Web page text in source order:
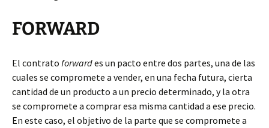
FORWARD
El contrato forwardes un pacto entre dos partes, una de las
cuales se compromete a vender, en una fecha futura, cierta
cantidad de un producto a un precio determinado, y la otra
se compromete a comprar esa misma cantidad a ese precio.
En este caso, el objetivo de la parte que se compromete a